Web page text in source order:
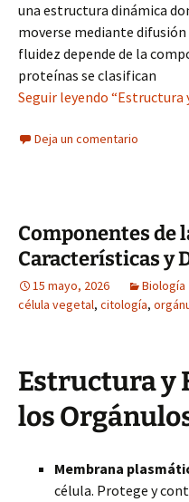
una estructura dinámica
moverse mediante
fluidez depende de la
proteínas se clasifican
Seguir leyendo “Estructura
Deja un comentario
Componentes de
Características y
15 mayo, 2026 Biología
célula vegetal, citología,
Estructura y
los
Membrana
célula. Protege y